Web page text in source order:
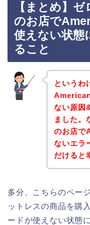
【まとめ】
のお店で
使えない状態
ること
というわ
ない原因
ました。
のお店で
ないエラ
だけると
多分、こちらのペー
ットレスの商品を購
ードが使えない状態